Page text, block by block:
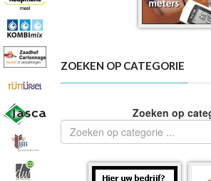
ZOEKEN OP CATEGORIE
Zoeken op